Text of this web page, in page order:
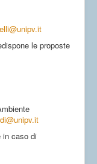
le proposte
in caso di